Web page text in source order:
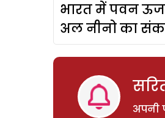
भारत में पवन
अल नीनो का
अपनी